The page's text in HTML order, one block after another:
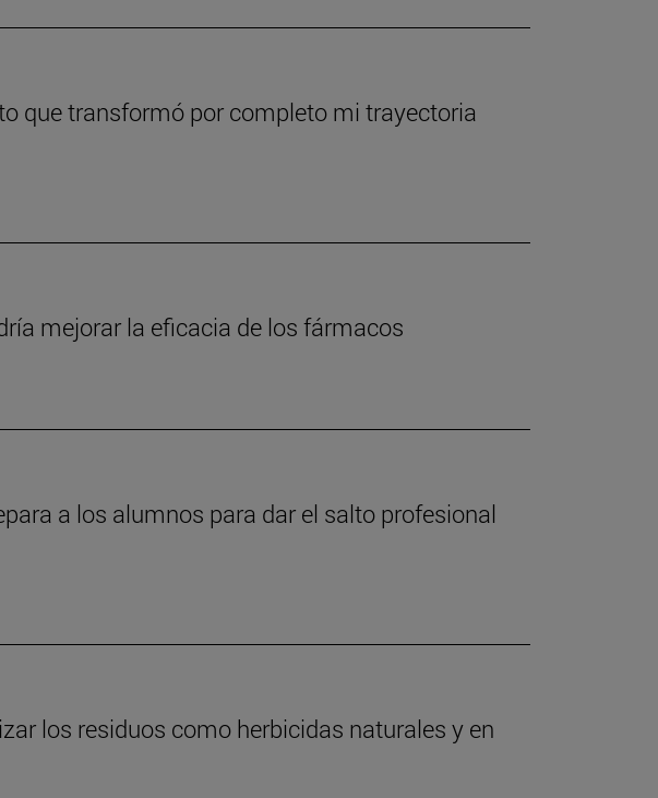
que transformó por completo mi trayectoria
mejorar la eficacia de los fármacos
a los alumnos para dar el salto profesional
los residuos como herbicidas naturales y en